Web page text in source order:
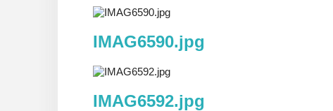
IMAG6590.jpg
IMAG6592.jpg